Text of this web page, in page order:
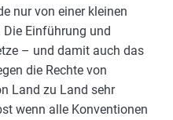
nur von einer kleinen
Einführung und
– und damit auch das
die Rechte von
Land zu Land sehr
wenn alle Konventionen